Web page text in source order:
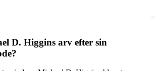
D. Higgins arv efter sin